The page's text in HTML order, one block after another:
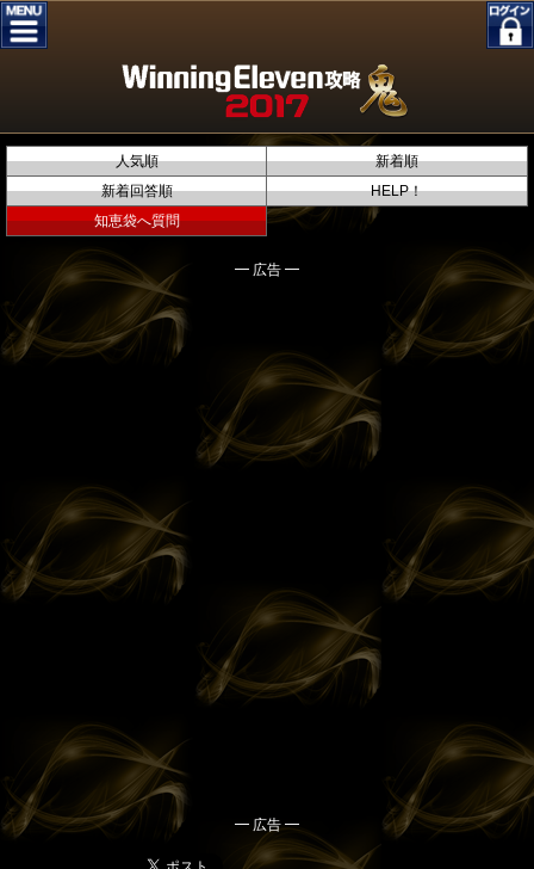
人気順
新着順
新着回答順
HELP！
知恵袋へ質問
━ 広告 ━
━ 広告 ━